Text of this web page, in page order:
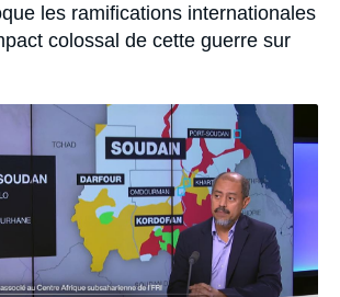
les ramifications internationales
colossal de cette guerre sur